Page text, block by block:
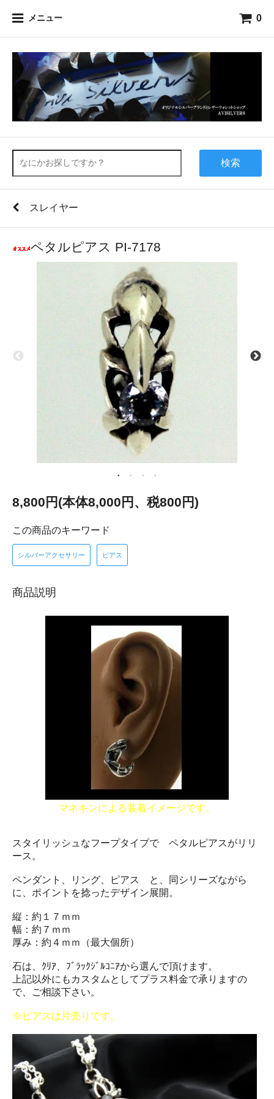
メニュー 0
検索
スレイヤー
ペタルピアス PI-7178
8,800円(本体8,000円、税800円)
この商品のキーワード
シルバーアクセサリー ピアス
商品説明
マネキンによる装着イメージです。
スタイリッシュなフープタイプで ペタルピアスがリリ
ース。
ペンダント、リング、ピアス と、同シリーズながら
に、ポイントを捻ったデザイン展開。
縦：約１７ｍｍ
幅：約７ｍｍ
厚み：約４ｍｍ（最大個所）
石は、ｸﾘｱ、ﾌﾞﾗｯｸｼﾞﾙｺﾆｱから選んで頂けます。
上記以外にもカスタムとしてプラス料金で承りますの
で、ご相談下さい。
※ピアスは片売りです。